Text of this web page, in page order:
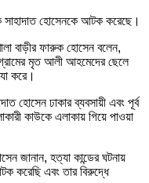
সাহাদাত হোসেনকে আটক করেছে।
বাড়ীর ফারুক হোসেন বলেন,
মৃত আলী আহমেদের ছেলে
করে।
হোসেন ঢাকার ব্যবসায়ী এবং পূর্ব
কাউকে এলাকায় গিয়ে পাওয়া
জানান, হত্যা কান্ডের ঘটনায়
করেছি এবং তার বিরুদ্ধে